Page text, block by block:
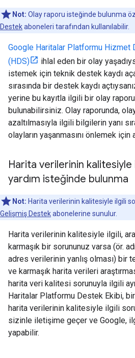
Not: Olay raporu isteğinde bulunma
Destekaboneleri tarafından kullanılabilir.
Google Haritalar Platformu Hizmet
(HDS)
ihlal eden bir olay
istemek için teknik destek kaydı
sırasında bir destek kaydı
yerine bu kayıtla ilgili bir olay
bulunabilirsiniz. Olay raporunda,
azaltılmasıyla ilgili bilgilerin yanı
olayların yaşanmasını önlemek için
Harita verilerinin kalitesiyle
yardım isteğinde bulunma
Not: Harita verilerinin kalitesiyle ilgili
Gelişmiş Destekabonelerine sunulur.
Harita verilerinin kalitesiyle ilgili,
karmaşık bir sorununuz varsa (ör.
adres verilerinin yanlış olması) bir
ve karmaşık harita verileri
harita veri kalitesi sorunuyla ilgili
Haritalar Platformu Destek Ekibi,
harita verilerinin kalitesiyle ilgili
sizinle iletişime geçer ve Google,
yapabilir.